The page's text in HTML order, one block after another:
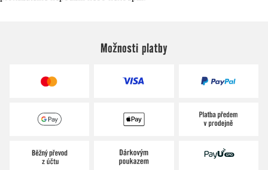
Možnosti platby